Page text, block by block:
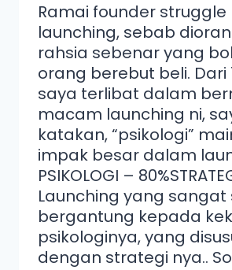
Ramai founder struggle
launching, sebab
rahsia sebenar yang
orang berebut beli. Dari
saya terlibat dalam
macam launching ni,
katakan, “psikologi”
impak besar dalam
PSIKOLOGI –
Launching yang sangat
bergantung kepada
psikologinya, yang
dengan strategi nya..